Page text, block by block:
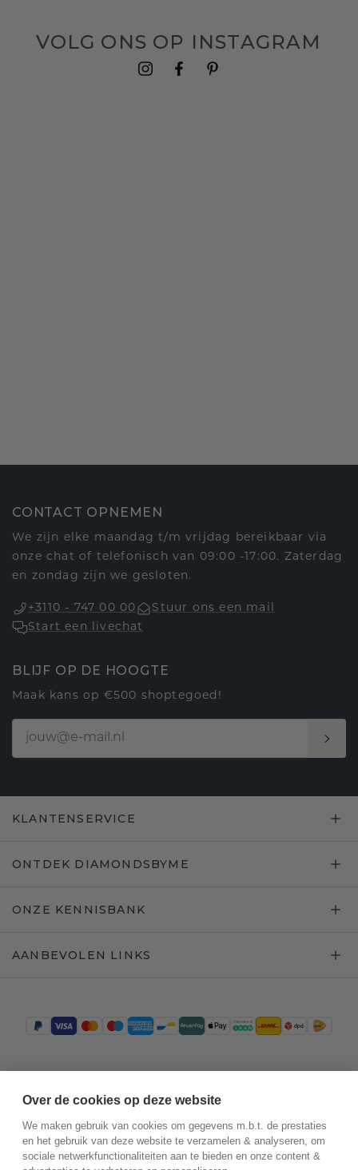
VOLG ONS OP INSTAGRAM
CONTACT OPNEMEN
We zijn elke maandag t/m vrijdag bereikbaar via
onze chat of telefonisch van 09:00 -17:00. Zaterdag
en zondag zijn we gesloten.
+3110 - 747 00 00
Stuur ons een mail
Start een livechat
BLIJF OP DE HOOGTE
Maak kans op €500 shoptegoed!
KLANTENSERVICE
ONTDEK DIAMONDSBYME
ONZE KENNISBANK
AANBEVOLEN LINKS
Over de cookies op deze website
We maken gebruik van cookies om gegevens m.b.t. de prestaties
en het gebruik van deze website te verzamelen & analyseren, om
sociale netwerkfunctionaliteiten aan te bieden en onze content &